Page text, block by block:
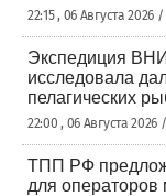
22:15 , 06 Августа 2026 /
Экспедиция
исследовала
пелагических
22:00 , 06 Августа 2026
ТПП РФ
для операторов